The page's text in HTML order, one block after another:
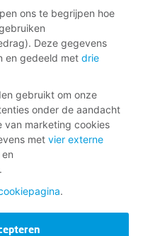
ons te begrijpen hoe
Deze gegevens
en gedeeld met drie
gebruikt om onze
onder de aandacht
van marketing cookies
met vier externe
.